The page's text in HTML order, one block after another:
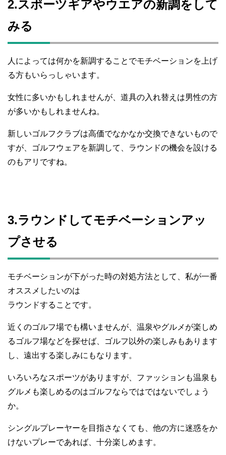
2.スポーツギアやウエアの新調をして
みる
人によっては何かを新調することでモチベーションを上げ
る方もいらっしゃいます。
女性に多いかもしれませんが、道具の入れ替えは男性の方
が多いかもしれませんね。
新しいゴルフクラブは高価でなかなか交換できないもので
すが、ゴルフウェアを新調して、ラウンドの機会を設ける
のもアリですね。
3.ラウンドしてモチベーションアッ
プさせる
モチベーションが下がった時の対処方法として、私が一番
オススメしたいのは
ラウンドすることです。
近くのゴルフ場でも構いませんが、温泉やグルメが楽しめ
るゴルフ場などを探せば、ゴルフ以外の楽しみもあります
し、遠出する楽しみにもなります。
いろいろなスポーツがありますが、ファッションも温泉も
グルメも楽しめるのはゴルフならではではないでしょう
か。
シングルプレーヤーを目指さなくても、他の方に迷惑をか
けないプレーであれば、十分楽しめます。